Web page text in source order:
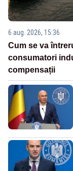
6 aug. 2026, 15:36
Cum se va
consumatori
compensații